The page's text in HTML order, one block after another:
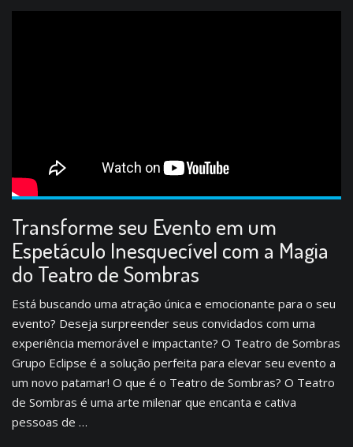
Transforme seu Evento em um
Espetáculo Inesquecível com a Magia
do Teatro de Sombras
Está buscando uma atração única e emocionante para o seu
evento? Deseja surpreender seus convidados com uma
experiência memorável e impactante? O Teatro de Sombras
Grupo Eclipse é a solução perfeita para elevar seu evento a
um novo patamar! O que é o Teatro de Sombras? O Teatro
de Sombras é uma arte milenar que encanta e cativa
pessoas de …